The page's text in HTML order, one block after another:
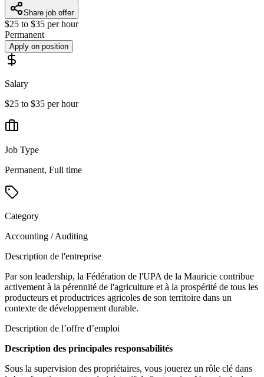
Share job offer
$25 to $35 per hour
Permanent
Apply on position
Salary
$25 to $35 per hour
Job Type
Permanent, Full time
Category
Accounting / Auditing
Description de l'entreprise
Par son leadership, la Fédération de l'UPA de la Mauricie contribue
activement à la pérennité de l'agriculture et à la prospérité de tous les
producteurs et productrices agricoles de son territoire dans un
contexte de développement durable.
Description de l’offre d’emploi
Description des principales responsabilités
Sous la supervision des propriétaires, vous jouerez un rôle clé dans